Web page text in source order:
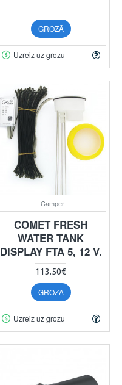
GROZĀ
Uzreiz uz grozu
Camper
COMET FRESH
WATER TANK
DISPLAY FTA 5, 12 V.
113.50€
GROZĀ
Uzreiz uz grozu